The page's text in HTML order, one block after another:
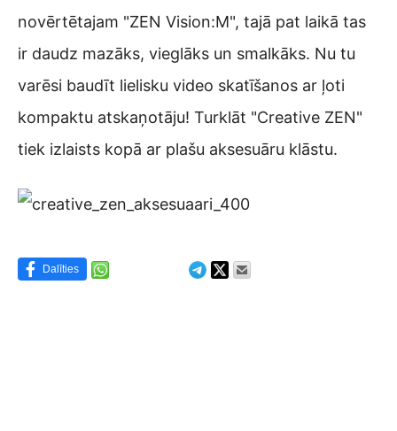
novērtētajam "ZEN Vision:M", tajā pat laikā tas
ir daudz mazāks, vieglāks un smalkāks. Nu tu
varēsi baudīt lielisku video skatīšanos ar ļoti
kompaktu atskaņotāju! Turklāt "Creative ZEN"
tiek izlaists kopā ar plašu aksesuāru klāstu.
Dalīties